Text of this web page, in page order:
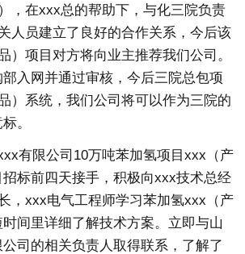
，在xxx总的帮助下，与化三院负责
人员建立了良好的合作关系，今后该
）项目对方将向业主推荐我们公司。
入网并通过审核，今后三院总包项
）系统，我们公司将可以作为三院的
。
限公司10万吨苯加氢项目xxx（产
标前四天接手，积极向xxx技术总经
，xxx电气工程师学习苯加氢xxx（产
间里详细了解技术方案。立即与山
司的相关负责人取得联系，了解了